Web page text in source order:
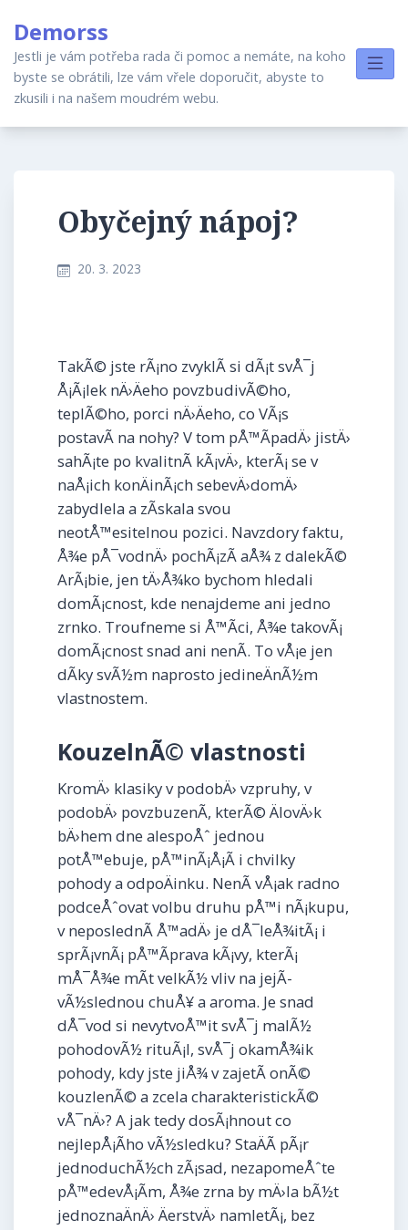
content
Demorss
Jestli je vám potřeba rada či pomoc a nemáte, na koho
byste se obrátili, lze vám vřele doporučit, abyste to
zkusili i na našem moudrém webu.
Obyčejný nápoj?
20. 3. 2023
TakÃ© jste rÃ¡no zvyklÃ­ si dÃ¡t svÅ¯j
Å¡Ã¡lek nÄ›Äeho povzbudivÃ©ho,
teplÃ©ho, porci nÄ›Äeho, co VÃ¡s
postavÃ­ na nohy? V tom pÅ™Ã­padÄ› jistÄ›
sahÃ¡te po kvalitnÃ­ kÃ¡vÄ›, kterÃ¡ se v
naÅ¡ich konÄinÃ¡ch sebevÄ›domÄ›
zabydlela a zÃ­skala svou
neotÅ™esitelnou pozici. Navzdory faktu,
Å¾e pÅ¯vodnÄ› pochÃ¡zÃ­ aÅ¾ z dalekÃ©
ArÃ¡bie, jen tÄ›Å¾ko bychom hledali
domÃ¡cnost, kde nenajdeme ani jedno
zrnko. Troufneme si Å™Ã­ci, Å¾e takovÃ¡
domÃ¡cnost snad ani nenÃ­. To vÅ¡e jen
dÃ­ky svÃ½m naprosto jedineÄnÃ½m
vlastnostem.
KouzelnÃ© vlastnosti
KromÄ› klasiky v podobÄ› vzpruhy, v
podobÄ› povzbuzenÃ­, kterÃ© ÄlovÄ›k
bÄ›hem dne alespoÅˆ jednou
potÅ™ebuje, pÅ™inÃ¡Å¡Ã­ i chvilky
pohody a odpoÄinku. NenÃ­ vÅ¡ak radno
podceÅˆovat volbu druhu pÅ™i nÃ¡kupu,
v neposlednÃ­ Å™adÄ› je dÅ¯leÅ¾itÃ¡ i
sprÃ¡vnÃ¡ pÅ™Ã­prava kÃ¡vy, kterÃ¡
mÅ¯Å¾e mÃ­t velkÃ½ vliv na jejÃ­
vÃ½slednou chuÅ¥ a aroma. Je snad
dÅ¯vod si nevytvoÅ™it svÅ¯j malÃ½
pohodovÃ½ rituÃ¡l, svÅ¯j okamÅ¾ik
pohody, kdy jste jiÅ¾ v zajetÃ­ onÃ©
kouzlenÃ© a zcela charakteristickÃ©
vÅ¯nÄ›? A jak tedy dosÃ¡hnout co
nejlepÅ¡Ã­ho vÃ½sledku? StaÄÃ­ pÃ¡r
jednoduchÃ½ch zÃ¡sad, nezapomeÅˆte
pÅ™edevÅ¡Ã­m, Å¾e zrna by mÄ›la bÃ½t
jednoznaÄnÄ› ÄerstvÄ› namletÃ¡, bez